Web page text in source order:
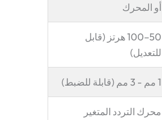
أو المحرك
50–100 هرتز (قابل
للتعديل)
1 مم - 3 مم (قابلة للضبط)
محرك التردد المتغير